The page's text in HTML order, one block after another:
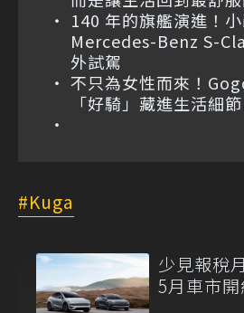
140 年的旗艦演進！
Mercedes-Benz S-
外試駕
不只為女性而來！
「好騎」藏進生活細節
Kuga
少見報稅
5月車市